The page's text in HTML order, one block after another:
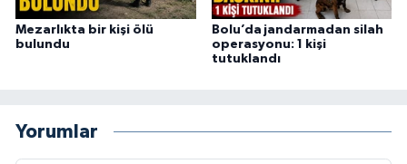
Mezarlıkta bir kişi ölü
bulundu
Bolu’da jandarmadan silah
operasyonu: 1 kişi
tutuklandı
Yorumlar